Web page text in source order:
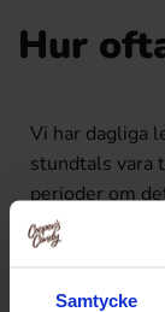
Samtycke
Hur
Vi har dagliga
stundtals vara
perioder om